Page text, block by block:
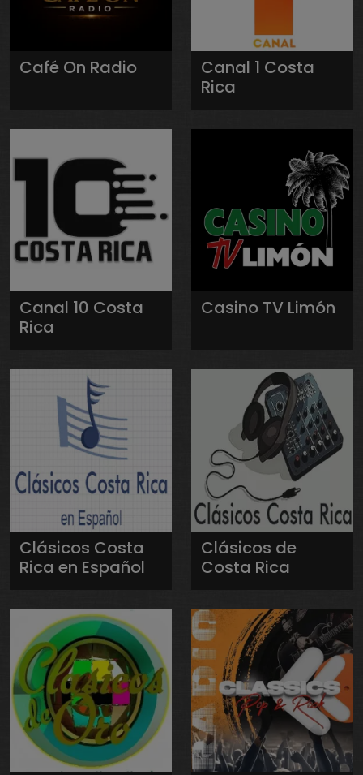
Café On Radio
Canal 1 Costa
Rica
Canal 10 Costa
Rica
Casino TV Limón
Clásicos Costa
Rica en Español
Clásicos de
Costa Rica